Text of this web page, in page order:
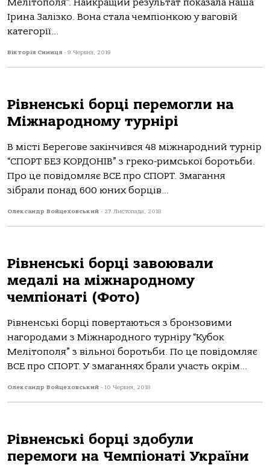
Мелітополя”. Найкращий результат показала наша
Ірина Залізко. Вона стала чемпіонкою у ваговій
категорії...
Вікторія Синиця - 9 Червня, 2019
Рівненські борці перемогли на
Міжнародному турнірі
В місті Берегове закінчився 48 міжнародний турнір
“СПОРТ БЕЗ КОРДОНІВ” з греко-римської боротьби.
Про це повідомляє ВСЕ про СПОРТ. Змагання
зібрали понад 600 юних борців...
Олександр Войцеховський - 27 Листопада, 2018
Рівненські борці завоювали
медалі на міжнародному
чемпіонаті (Фото)
Рівненські борці повертаються з бронзовими
нагородами з Міжнародного турніру “Кубок
Мелітополя” з вільної боротьби. По це повідомляє
ВСЕ про СПОРТ. У змаганнях брали участь окрім...
Олександр Войцеховський - 10 Червня, 2018
Рівненські борці здобули
перемоги на Чемпіонаті України